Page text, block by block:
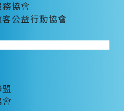
協會
公益行動協會
會